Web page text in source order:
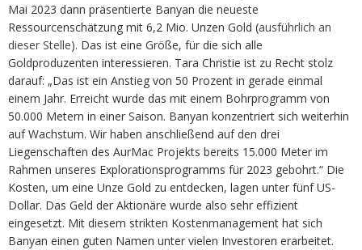
Mai 2023 dann präsentierte Banyan die neueste
Ressourcenschätzung mit 6,2 Mio. Unzen Gold (ausführlich an
dieser Stelle). Das ist eine Größe, für die sich alle
Goldproduzenten interessieren. Tara Christie ist zu Recht stolz
darauf: „Das ist ein Anstieg von 50 Prozent in gerade einmal
einem Jahr. Erreicht wurde das mit einem Bohrprogramm von
50.000 Metern in einer Saison. Banyan konzentriert sich weiterhin
auf Wachstum. Wir haben anschließend auf den drei
Liegenschaften des AurMac Projekts bereits 15.000 Meter im
Rahmen unseres Explorationsprogramms für 2023 gebohrt.“ Die
Kosten, um eine Unze Gold zu entdecken, lagen unter fünf US-
Dollar. Das Geld der Aktionäre wurde also sehr effizient
eingesetzt. Mit diesem strikten Kostenmanagement hat sich
Banyan einen guten Namen unter vielen Investoren erarbeitet.